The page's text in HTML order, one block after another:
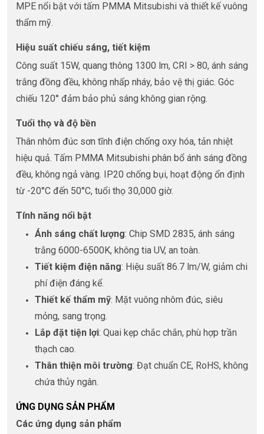
MPE nổi bật với tấm PMMA Mitsubishi và thiết kế vuông
thẩm mỹ.
Hiệu suất chiếu sáng, tiết kiệm
Công suất 15W, quang thông 1300 lm, CRI > 80, ánh sáng
trắng đồng đều, không nhấp nháy, bảo vệ thị giác. Góc
chiếu 120° đảm bảo phủ sáng không gian rộng.
Tuổi thọ và độ bền
Thân nhôm đúc sơn tĩnh điện chống oxy hóa, tản nhiệt
hiệu quả. Tấm PMMA Mitsubishi phân bổ ánh sáng đồng
đều, không ngả vàng. IP20 chống bụi, hoạt động ổn định
từ -20°C đến 50°C, tuổi thọ 30,000 giờ.
Tính năng nổi bật
Ánh sáng chất lượng: Chip SMD 2835, ánh sáng
trắng 6000-6500K, không tia UV, an toàn.
Tiết kiệm điện năng: Hiệu suất 86.7 lm/W, giảm chi
phí điện đáng kể.
Thiết kế thẩm mỹ: Mặt vuông nhôm đúc, siêu
mỏng, sang trọng.
Lắp đặt tiện lợi: Quai kẹp chắc chắn, phù hợp trần
thạch cao.
Thân thiện môi trường: Đạt chuẩn CE, RoHS, không
chứa thủy ngân.
ỨNG DỤNG SẢN PHẨM
Các ứng dụng sản phẩm